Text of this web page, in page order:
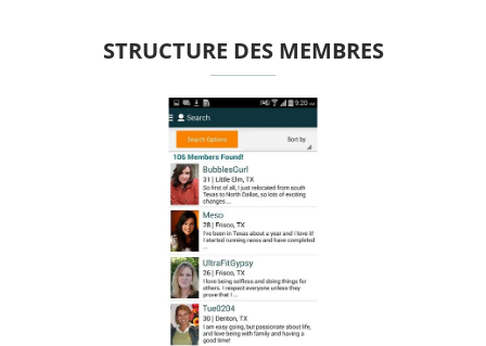
STRUCTURE DES MEMBRES